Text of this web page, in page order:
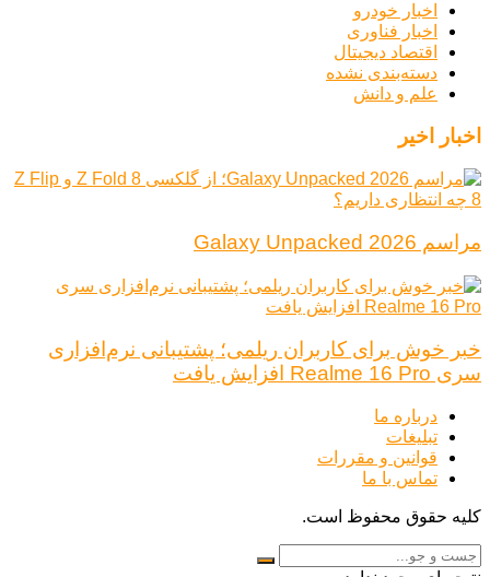
اخبار خودرو
اخبار فناوری
اقتصاد دیجیتال
دسته‌بندی نشده
علم و دانش
اخبار اخیر
مراسم Galaxy Unpacked 2026
خبر خوش برای کاربران ریلمی؛ پشتیبانی نرم‌افزاری
سری Realme 16 Pro افزایش یافت
درباره ما
تبلیغات
قوانین و مقررات
تماس با ما
کلیه حقوق محفوظ است.